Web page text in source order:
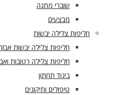
שוברי מתנה
מבצעים
חליפות צלילה יבשות
חליפות צלילה יבשות
חליפות צלילה רטובות
ביגוד תחתון
טיפולים ותיקונים